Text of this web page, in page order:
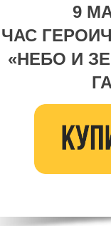
9
ЧАС
«НЕБО И